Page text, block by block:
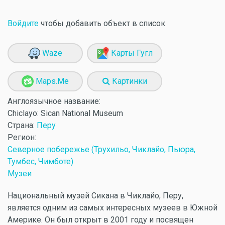
Войдите чтобы добавить объект в список
Waze Карты Гугл
Maps.Me Картинки
Англоязычное название:
Chiclayo: Sican National Museum
Страна: Перу
Регион:
Северное побережье (Трухильо, Чиклайо, Пьюра,
Тумбес, Чимботе)
Музеи
Национальный музей Сикана в Чиклайо, Перу,
является одним из самых интересных музеев в Южной
Америке. Он был открыт в 2001 году и посвящен